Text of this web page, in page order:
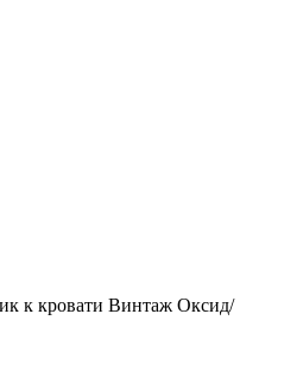
к кровати Винтаж Оксид/